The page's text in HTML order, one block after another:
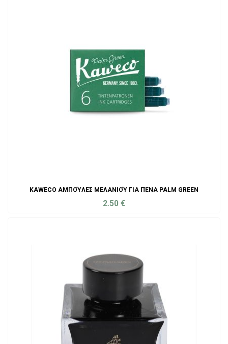
KAWECO ΑΜΠΟΎΛΕΣ ΜΕΛΑΝΙΟΎ ΓΙΑ ΠΈΝΑ PALM GREEN
2.50 €